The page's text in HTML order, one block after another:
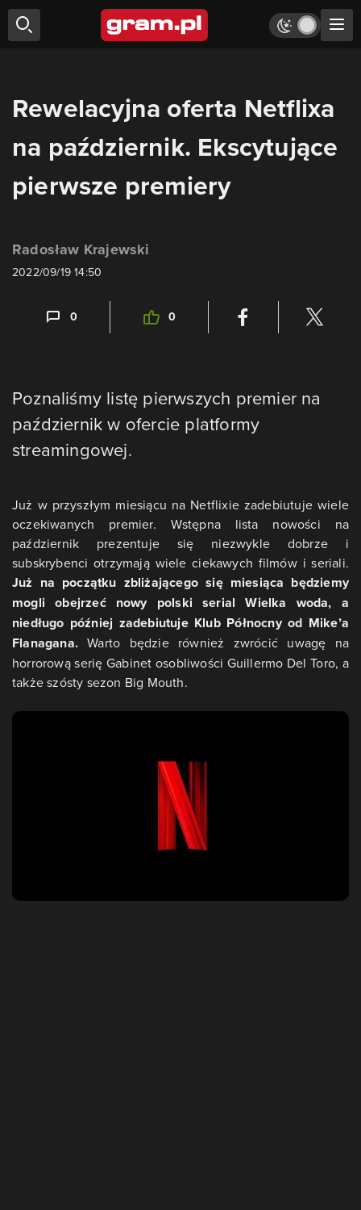
Rewelacyjna oferta Netflixa
na październik. Ekscytujące
pierwsze premiery
Radosław Krajewski
2022/09/19 14:50
0 0
Poznaliśmy listę pierwszych premier na
październik w ofercie platformy
streamingowej.
Już w przyszłym miesiącu na Netflixie zadebiutuje wiele
oczekiwanych premier. Wstępna lista nowości na
październik prezentuje się niezwykle dobrze i
subskrybenci otrzymają wiele ciekawych filmów i seriali.
Już na początku zbliżającego się miesiąca będziemy
mogli obejrzeć nowy polski serial Wielka woda, a
niedługo później zadebiutuje Klub Północny od Mike’a
Flanagana.Warto będzie również zwrócić uwagę na
horrorową serię Gabinet osobliwości Guillermo Del Toro, a
także szósty sezon Big Mouth.